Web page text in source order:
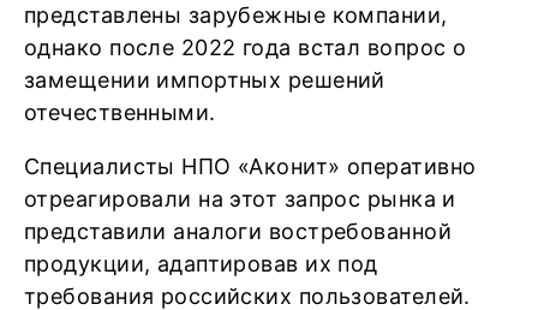
представлены зарубежные компании,
однако после 2022 года встал вопрос о
замещении импортных решений
отечественными.
Специалисты НПО «Аконит» оперативно
отреагировали на этот запрос рынка и
представили аналоги востребованной
продукции, адаптировав их под
требования российских пользователей.